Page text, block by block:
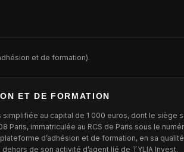
et de formation).
ET DE FORMATION
au capital de 1 000 euros, dont le siège
Paris, immatriculée au RCS de Paris sous le
d’adhésion et de formation, en sa
de son activité d’agent lié de TYLIA Invest.